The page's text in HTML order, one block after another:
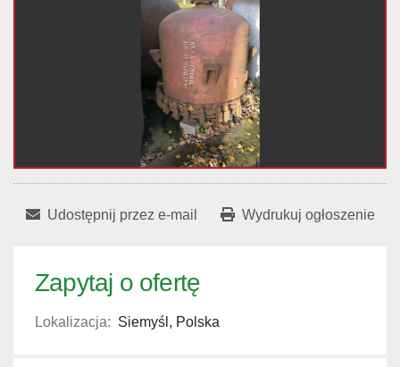
Udostępnij przez e-mail Wydrukuj ogłoszenie
Zapytaj o ofertę
Lokalizacja: Siemyśl, Polska